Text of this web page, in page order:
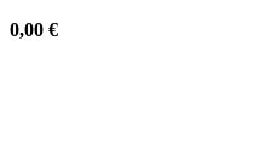
0,00 €